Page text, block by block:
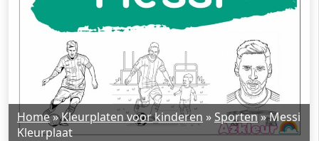
Home»Kleurplaten voor kinderen »Sporten»Messi
Kleurplaat